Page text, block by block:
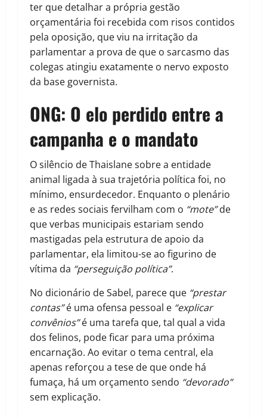
ter que detalhar a própria gestão
orçamentária foi recebida com risos contidos
pela oposição, que viu na irritação da
parlamentar a prova de que o sarcasmo das
colegas atingiu exatamente o nervo exposto
da base governista.
ONG: O elo perdido entre a
campanha e o mandato
O silêncio de Thaislane sobre a entidade
animal ligada à sua trajetória política foi, no
mínimo, ensurdecedor. Enquanto o plenário
e as redes sociais fervilham com o “mote”de
que verbas municipais estariam sendo
mastigadas pela estrutura de apoio da
parlamentar, ela limitou-se ao figurino de
vítima da “perseguição política”.
No dicionário de Sabel, parece que “prestar
contas”é uma ofensa pessoal e “explicar
convênios”é uma tarefa que, tal qual a vida
dos felinos, pode ficar para uma próxima
encarnação. Ao evitar o tema central, ela
apenas reforçou a tese de que onde há
fumaça, há um orçamento sendo “devorado”
sem explicação.